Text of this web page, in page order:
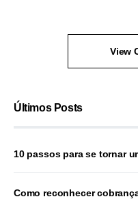
View
Últimos Posts
10 passos para se tornar
Como reconhecer